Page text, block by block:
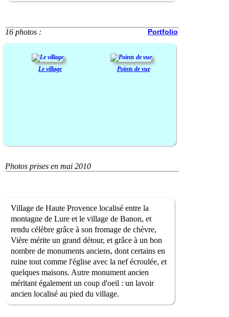
16 photos : Portfolio
Le village Points de vue
Photos prises en mai 2010
Village de Haute Provence localisé entre la
montagne de Lure et le village de Banon, et
rendu célèbre grâce à son fromage de chèvre,
Vière mérite un grand détour, et grâce à un bon
nombre de monuments anciens, dont certains en
ruine tout comme l'église avec la nef écroulée, et
quelques maisons. Autre monument ancien
méritant également un coup d'oeil : un lavoir
ancien localisé au pied du village.